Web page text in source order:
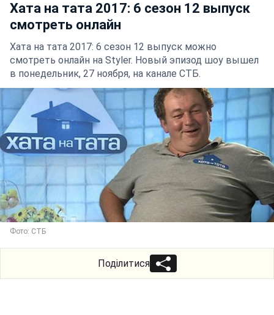
Хата на тата 2017: 6 сезон 12 выпуск
смотреть онлайн
Хата на тата 2017: 6 сезон 12 выпуск можно
смотреть онлайн на Styler. Новый эпизод шоу вышел
в понедельник, 27 ноября, на канале СТБ.
Фото: СТБ
Поділитися